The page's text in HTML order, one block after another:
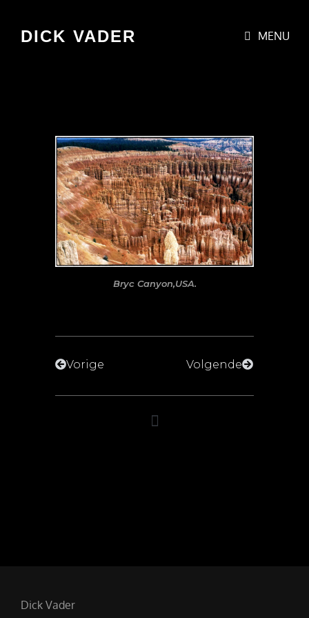
DICK VADER MENU
Bryc Canyon,USA.
Vorige Volgende
Dick Vader